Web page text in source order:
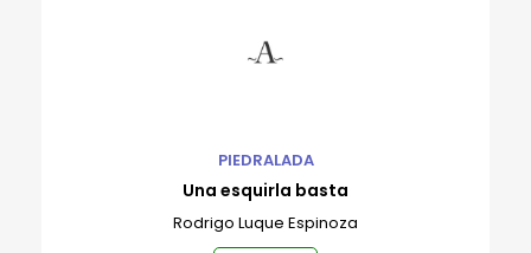
PIEDRALADA
Una esquirla basta
Rodrigo Luque Espinoza